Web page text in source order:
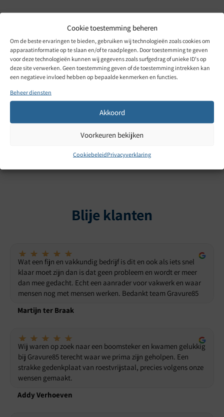
Cookie toestemming beheren
Om de beste ervaringen te bieden, gebruiken wij technologieën zoals cookies om
apparaatinformatie op te slaan en/of te raadplegen. Door toestemming te geven
voor deze technologieën kunnen wij gegevens zoals surfgedrag of unieke ID's op
deze site verwerken. Geen toestemming geven of de toestemming intrekken kan
een negatieve invloed hebben op bepaalde kenmerken en functies.
Beheer diensten
Akkoord
Voorkeuren bekijken
CookiebeleidPrivacyverklaring
Blije klanten
★ ★ ★ ★ ★
Wat een fijn en vakkundig bedrijf is dit en ook als iets snel
klaar moet zijn dan is dat geen probleem en wordt er meer
dan mee gedacht. Echt een aanrader voor vakwerk en waar
mensen nog met mensen werken. Bedankt team Gravure85
Martijn ter Braak
★ ★ ★ ★ ★
Wij waren op zoek naar een boomsteker en kwamen gelukkig
bij Gravure85 terecht waar we prima zijn geholpen. Een
strakke gedenkplaat van roestvrijstaal, precies volgens onze
wensen gemaakt.
Addy Verhoeven